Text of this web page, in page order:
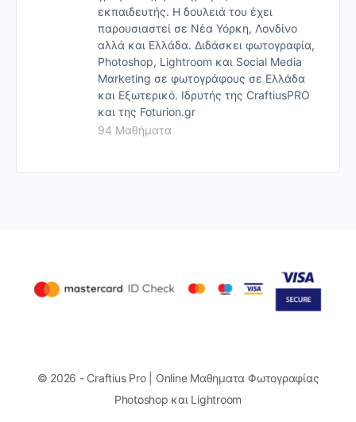
εκπαιδευτής. Η δουλειά του έχει
παρουσιαστεί σε Νέα Υόρκη, Λονδίνο
αλλά και Ελλάδα. Διδάσκει φωτογραφία,
Photoshop, Lightroom και Social Media
Mαrketing σε φωτογράφους σε Ελλάδα
και Εξωτερικό. Ιδρυτής της CraftiusPRO
και της Foturion.gr
94 Μαθήματα
© 2026 - Craftius Pro | Online Μαθηματα Φωτογραφίας
Photoshop και Lightroom